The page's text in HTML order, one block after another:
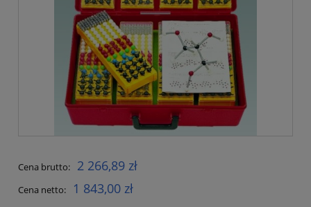
Cena brutto: 2 266,89 zł
Cena netto: 1 843,00 zł